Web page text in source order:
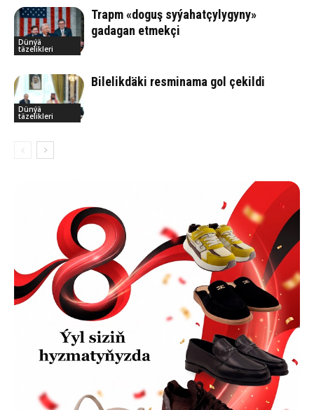
Dünýä
täzelikleri
Trapm «doguş syýahatçylygyny»
gadagan etmekçi
Dünýä
täzelikleri
Bilelikdäki resminama gol çekildi